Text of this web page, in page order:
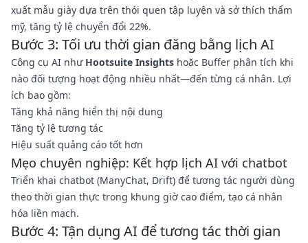
xuất mẫu giày dựa trên thói quen tập luyện và sở thích thẩm
mỹ, tăng tỷ lệ chuyển đổi 22%.
Bước 3: Tối ưu thời gian đăng bằng lịch AI
Công cụ AI như Hootsuite Insights hoặc Buffer phân tích khi
nào đối tượng hoạt động nhiều nhất—đến từng cá nhân. Lợi
ích bao gồm:
Tăng khả năng hiển thị nội dung
Tăng tỷ lệ tương tác
Hiệu suất quảng cáo tốt hơn
Mẹo chuyên nghiệp: Kết hợp lịch AI với chatbot
Triển khai chatbot (ManyChat, Drift) để tương tác người dùng
theo thời gian thực trong khung giờ cao điểm, tạo cá nhân
hóa liền mạch.
Bước 4: Tận dụng AI để tương tác thời gian